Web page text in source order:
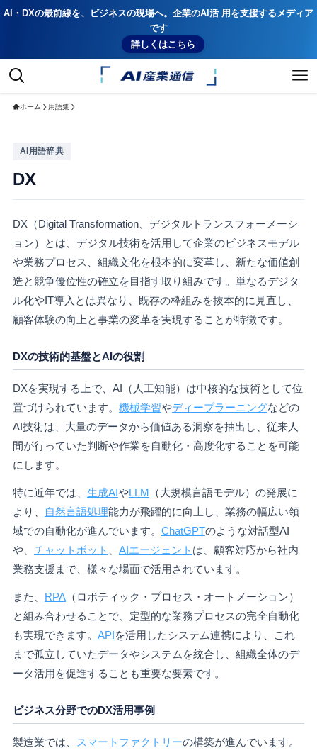
AI・DXの最前線を、ビジネスの現場へ。企業のAI活 用を支援するメディア
です
詳しくはこちら
ホーム 用語集
AI用語辞典
DX
DX（Digital Transformation、デジタルトランスフォーメーシ
ョン）とは、デジタル技術を活用して企業のビジネスモデル
や業務プロセス、組織文化を根本的に変革し、新たな価値創
造と競争優位性の確立を目指す取り組みです。単なるデジタ
ル化やIT導入とは異なり、既存の枠組みを抜本的に見直し、
顧客体験の向上と事業の変革を実現することが特徴です。
DXの技術的基盤とAIの役割
DXを実現する上で、AI（人工知能）は中核的な技術として位
置づけられています。 機械学習やディープラーニングなどの
AI技術は、大量のデータから価値ある洞察を抽出し、従来人
間が行っていた判断や作業を自動化・高度化することを可能
にします。
特に近年では、 生成AIやLLM （大規模言語モデル）の発展に
より、
自然言語処理能力が飛躍的に向上し、業務の幅広い領
域での自動化が進んでいます。 ChatGPTのような対話型AI
や、 チャットボット AIエージェント は、顧客対応から社内
業務支援まで、様々な場面で活用されています。
また、 RPA（ロボティック・プロセス・オートメーション）
と組み合わせることで、定型的な業務プロセスの完全自動化
も実現できます。 APIを活用したシステム連携により、これ
まで孤立していたデータやシステムを統合し、組織全体のデ
ータ活用を促進することも重要な要素です。
ビジネス分野でのDX活用事例
製造業では、 スマートファクトリーの構築が進んでいます。